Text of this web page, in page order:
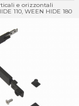
e orizzontali
110, WEEN HIDE 180